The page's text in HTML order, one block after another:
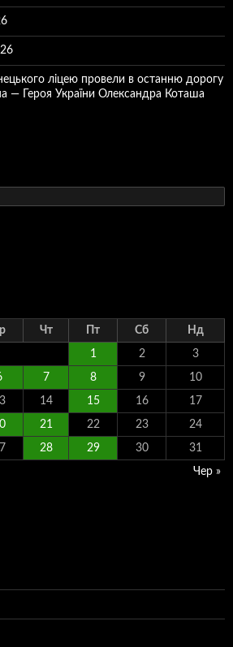
ліцею провели в останню дорогу
— Героя України Олександра Коташа
Чт Пт Сб Нд
1 2 3
7 8 9 10
14 15 16 17
21 22 23 24
28 29 30 31
Чер »